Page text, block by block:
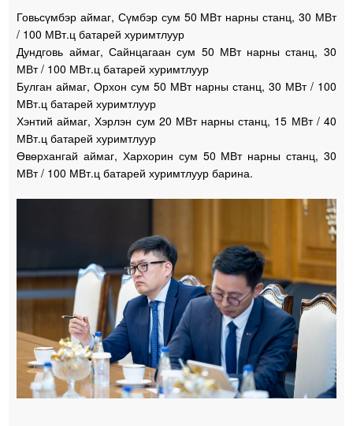
Говьсүмбэр аймаг, Сүмбэр сум 50 МВт нарны станц, 30 МВт
/ 100 МВт.ц батарей хуримтлуур
Дундговь аймаг, Сайнцагаан сум 50 МВт нарны станц, 30
МВт / 100 МВт.ц батарей хуримтлуур
Булган аймаг, Орхон сум 50 МВт нарны станц, 30 МВт / 100
МВт.ц батарей хуримтлуур
Хэнтий аймаг, Хэрлэн сум 20 МВт нарны станц, 15 МВт / 40
МВт.ц батарей хуримтлуур
Өвөрхангай аймаг, Хархорин сум 50 МВт нарны станц, 30
МВт / 100 МВт.ц батарей хуримтлуур барина.